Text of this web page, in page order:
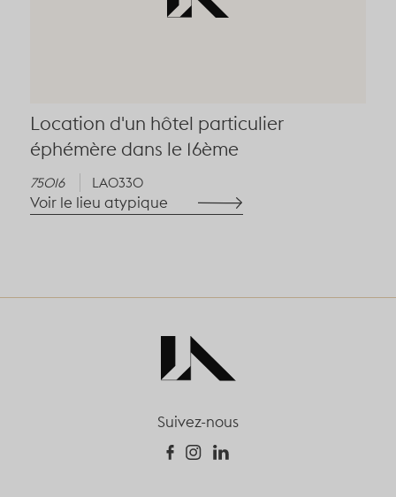
Location d'un hôtel particulier
éphémère dans le 16ème
75016 LA0330
Voir le lieu atypique
Suivez-nous